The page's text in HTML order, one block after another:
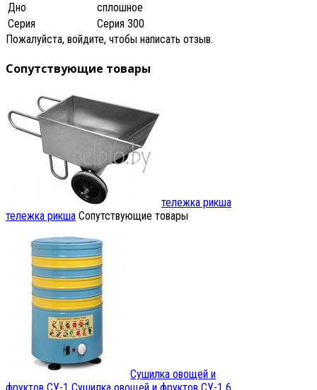
Дно
сплошное
Серия
Серия 300
Пожалуйста, войдите, чтобы написать отзыв.
Сопутствующие товары
тележка рикша
тележка рикша Сопутствующие товары
Сушилка овощей и
фруктов СУ-1 Сушилка овощей и фруктов СУ-1 6